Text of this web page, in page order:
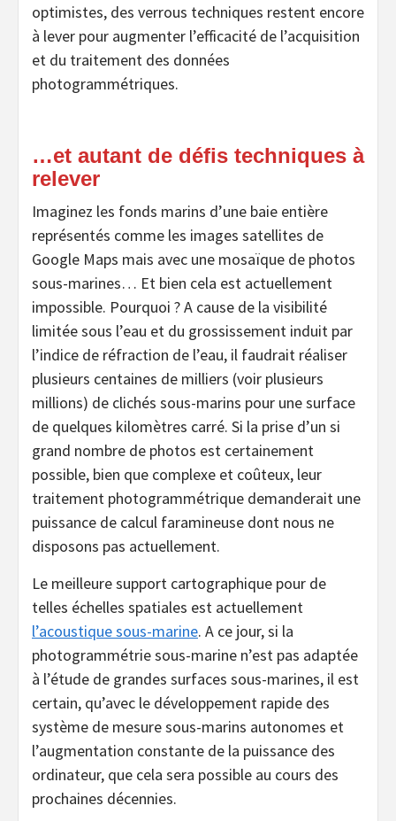
optimistes, des verrous techniques restent encore
à lever pour augmenter l’efficacité de l’acquisition
et du traitement des données
photogrammétriques.
…et autant de défis techniques à
relever
Imaginez les fonds marins d’une baie entière
représentés comme les images satellites de
Google Maps mais avec une mosaïque de photos
sous-marines… Et bien cela est actuellement
impossible. Pourquoi ? A cause de la visibilité
limitée sous l’eau et du grossissement induit par
l’indice de réfraction de l’eau, il faudrait réaliser
plusieurs centaines de milliers (voir plusieurs
millions) de clichés sous-marins pour une surface
de quelques kilomètres carré. Si la prise d’un si
grand nombre de photos est certainement
possible, bien que complexe et coûteux, leur
traitement photogrammétrique demanderait une
puissance de calcul faramineuse dont nous ne
disposons pas actuellement.
Le meilleure support cartographique pour de
telles échelles spatiales est actuellement
l’acoustique sous-marine. A ce jour, si la
photogrammétrie sous-marine n’est pas adaptée
à l’étude de grandes surfaces sous-marines, il est
certain, qu’avec le développement rapide des
système de mesure sous-marins autonomes et
l’augmentation constante de la puissance des
ordinateur, que cela sera possible au cours des
prochaines décennies.